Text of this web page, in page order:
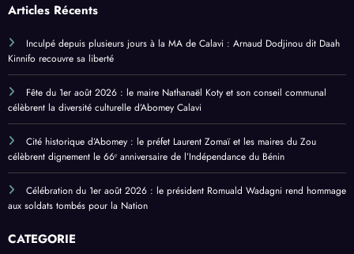
Articles Récents
Inculpé depuis plusieurs jours à la MA de Calavi : Arnaud Dodjinou dit Daah
Kinnifo recouvre sa liberté
Fête du 1er août 2026 : le maire Nathanaël Koty et son conseil communal
célèbrent la diversité culturelle d’Abomey Calavi
Cité historique d’Abomey : le préfet Laurent Zomaï et les maires du Zou
célèbrent dignement le 66ᵉ anniversaire de l’Indépendance du Bénin
Célébration du 1er août 2026 : le président Romuald Wadagni rend hommage
aux soldats tombés pour la Nation
CATEGORIE